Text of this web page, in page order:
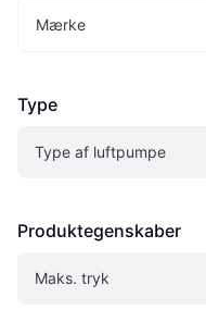
Mærke
Type
Type af luftpumpe
Produktegenskaber
Maks. tryk